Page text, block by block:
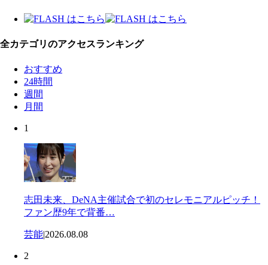
全カテゴリのアクセスランキング
おすすめ
24時間
週間
月間
1
志田未来、DeNA主催試合で初のセレモニアルピッチ！
ファン歴9年で背番…
芸能|2026.08.08
2